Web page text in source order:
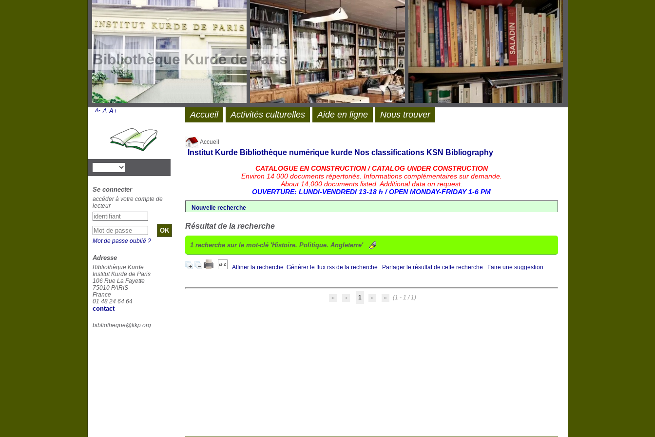
Bibliothèque Kurde de Paris
Accueil
Institut Kurde Bibliothèque numérique kurde Nos classifications KSN Bibliography
CATALOGUE EN CONSTRUCTION / CATALOG UNDER CONSTRUCTION
Environ 14 000 documents répertoriés. Informations complémentaires sur demande.
About 14,000 documents listed. Additional data on request.
OUVERTURE: LUNDI-VENDREDI 13-18 h / OPEN MONDAY-FRIDAY 1-6 PM
Nouvelle recherche
Résultat de la recherche
1recherche sur le mot-clé 'Histoire. Politique. Angleterre'
Affiner la recherche Générer le flux rss de la recherche Partager le résultat de cette recherche Faire une suggestion
1 (1 - 1 / 1)
Accueil Activités culturelles Aide en ligne Nous trouver
A- A A+
Se connecter
accéder à votre compte de
lecteur
Mot de passe oublié ?
Adresse
Bibliothèque Kurde
Institut Kurde de Paris
106 Rue La Fayette
75010 PARIS
France
01 48 24 64 64
contact
bibliotheque@fikp.org